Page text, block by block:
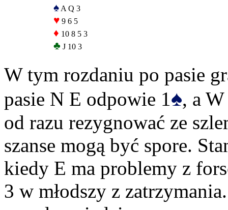
♠ A Q 3
♥ 9 6 5
♦ 10 8 5 3
♣ J 10 3
W tym rozdaniu po pasie
pasie N E odpowie 1♠, a
od razu rezygnować ze
szanse mogą być spore.
kiedy E ma problemy z
3 w młodszy z